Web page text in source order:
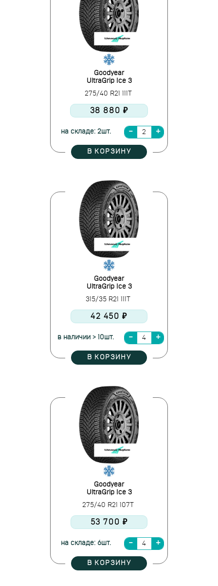
Goodyear
UltraGrip Ice 3
275/40 R21 111T
38 880 ₽
на складе: 2шт.
В КОРЗИНУ
Goodyear
UltraGrip Ice 3
315/35 R21 111T
42 450 ₽
в наличии > 10шт.
В КОРЗИНУ
Goodyear
UltraGrip Ice 3
275/40 R21 107T
53 700 ₽
на складе: 6шт.
В КОРЗИНУ